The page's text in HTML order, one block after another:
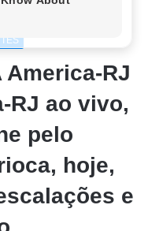
/ Carioca
America-RJ
RJ ao vivo,
pelo
hoje,
e